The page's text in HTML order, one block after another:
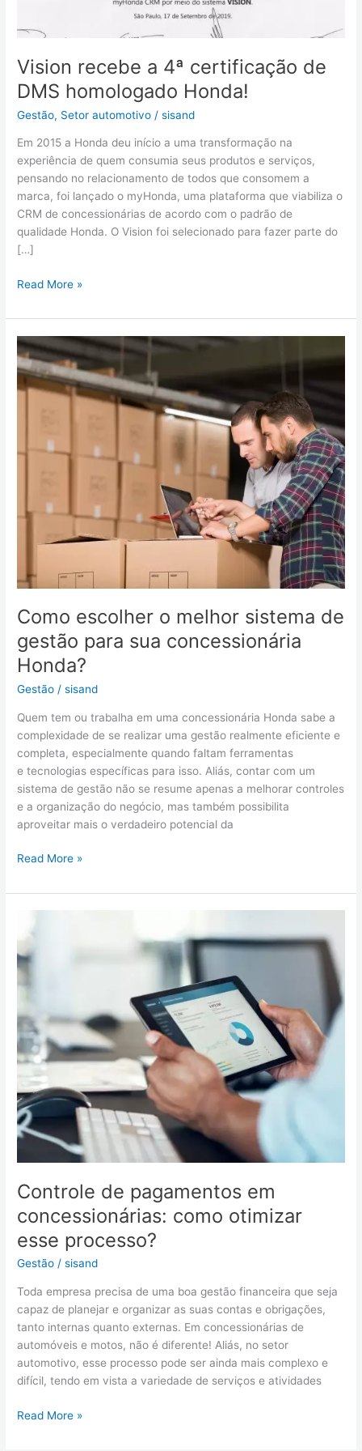
Vision recebe a 4ª certificação de
DMS homologado Honda!
Gestão, Setor automotivo /sisand
Em 2015 a Honda deu início a uma transformação na
experiência de quem consumia seus produtos e serviços,
pensando no relacionamento de todos que consomem a
marca, foi lançado o myHonda, uma plataforma que viabiliza o
CRM de concessionárias de acordo com o padrão de
qualidade Honda. O Vision foi selecionado para fazer parte do
[…]
Read More »
Como escolher o melhor sistema de
gestão para sua concessionária
Honda?
Gestão /sisand
Quem tem ou trabalha em uma concessionária Honda sabe a
complexidade de se realizar uma gestão realmente eficiente e
completa, especialmente quando faltam ferramentas
e tecnologias específicas para isso. Aliás, contar com um
sistema de gestão não se resume apenas a melhorar controles
e a organização do negócio, mas também possibilita
aproveitar mais o verdadeiro potencial da
Como
escolher
melhor
gestão
concessionária
Honda?
Read More »
Controle de pagamentos em
concessionárias: como otimizar
esse processo?
Gestão /sisand
Toda empresa precisa de uma boa gestão financeira que seja
capaz de planejar e organizar as suas contas e obrigações,
tanto internas quanto externas. Em concessionárias de
automóveis e motos, não é diferente! Aliás, no setor
automotivo, esse processo pode ser ainda mais complexo e
difícil, tendo em vista a variedade de serviços e atividades
de
pagamentos
em
concessionárias:
otimizar
esse
processo?
Read More »